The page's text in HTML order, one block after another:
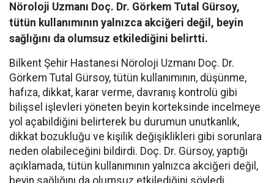
Nöroloji Uzmanı Doç. Dr. Görkem Tutal Gürsoy,
tütün kullanımının yalnızca akciğeri değil, beyin
sağlığını da olumsuz etkilediğini belirtti.
Bilkent Şehir Hastanesi Nöroloji Uzmanı Doç. Dr.
Görkem Tutal Gürsoy, tütün kullanımının, düşünme,
hafıza, dikkat, karar verme, davranış kontrolü gibi
bilişsel işlevleri yöneten beyin korteksinde incelmeye
yol açabildiğini belirterek bu durumun unutkanlık,
dikkat bozukluğu ve kişilik değişiklikleri gibi sorunlara
neden olabileceğini bildirdi. Doç. Dr. Gürsoy, yaptığı
açıklamada, tütün kullanımının yalnızca akciğeri değil,
beyin sağlığını da olumsuz etkilediğini söyledi.